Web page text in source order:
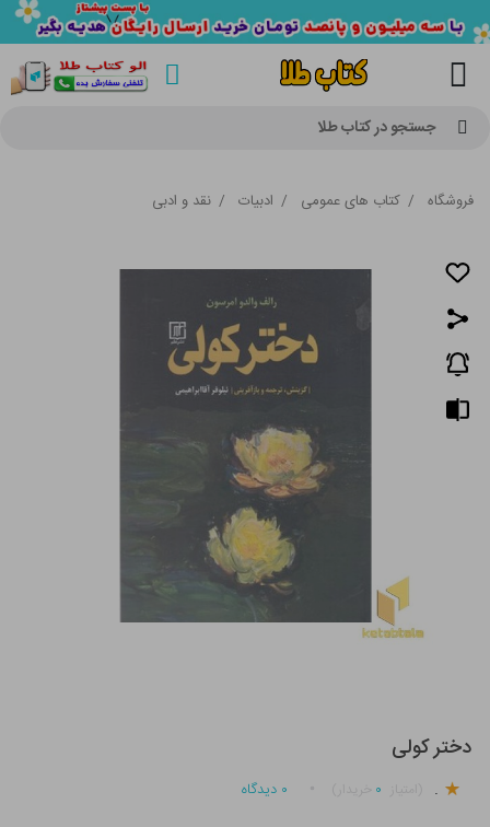
جستجو در کتاب طلا
فروشگاه / کتاب های عمومی / ادبیات / نقد و ادبی
دختر کولی
. ۰ ۰ دیدگاه